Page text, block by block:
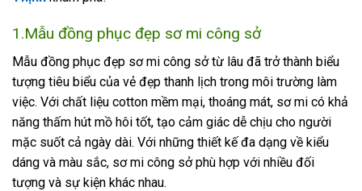
1.Mẫu đồng phục đẹp sơ mi công sở
Mẫu đồng phục đẹp sơ mi công sở từ lâu đã trở thành biểu
tượng tiêu biểu của vẻ đẹp thanh lịch trong môi trường làm
việc. Với chất liệu cotton mềm mại, thoáng mát, sơ mi có khả
năng thấm hút mồ hôi tốt, tạo cảm giác dễ chịu cho người
mặc suốt cả ngày dài. Với những thiết kế đa dạng về kiểu
dáng và màu sắc, sơ mi công sở phù hợp với nhiều đối
tượng và sự kiện khác nhau.